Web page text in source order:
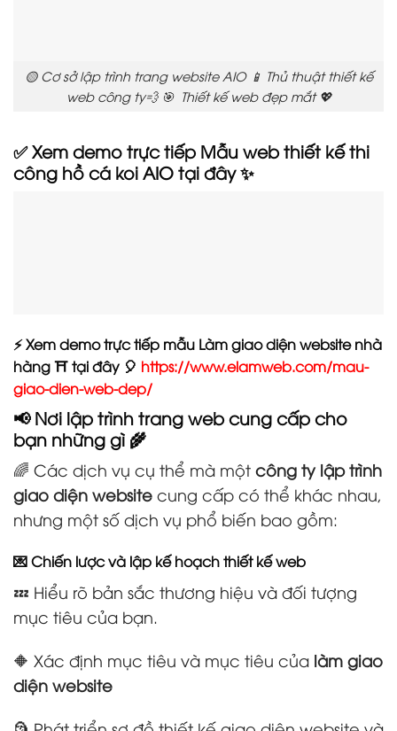
🟡 Cơ sở lập trình trang website AIO 📱 Thủ thuật thiết kế
web công ty💨 🎯 Thiết kế web đẹp mắt 💖
✅ Xem demo trực tiếp Mẫu web thiết kế thi
công hồ cá koi AIO tại đây ✨
⚡ Xem demo trực tiếp mẫu Làm giao diện website nhà
hàng ⛩️ tại đây 🎈 https://www.elamweb.com/mau-
giao-dien-web-dep/
📢 Nơi lập trình trang web cung cấp cho
bạn những gì 🌾
🌈 Các dịch vụ cụ thể mà một công ty lập trình
giao diện website cung cấp có thể khác nhau,
nhưng một số dịch vụ phổ biến bao gồm:
💌 Chiến lược và lập kế hoạch thiết kế web
💤 Hiểu rõ bản sắc thương hiệu và đối tượng
mục tiêu của bạn.
🔶 Xác định mục tiêu và mục tiêu của làm giao
diện website